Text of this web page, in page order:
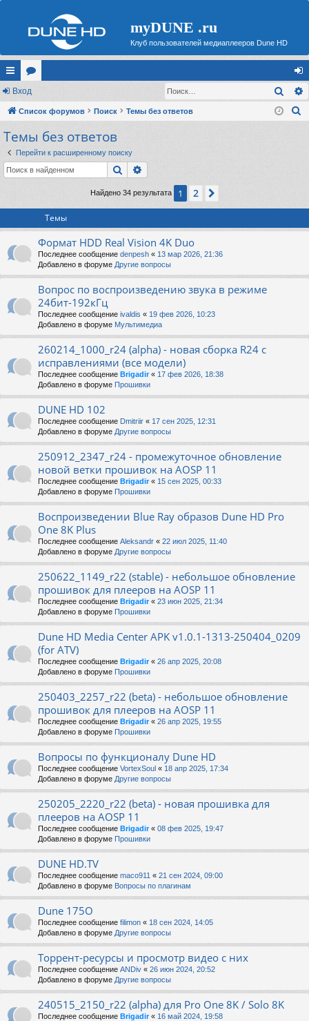
myDUNE .ru
Клуб пользователей медиаплееров Dune HD
с
ы
лк
и
ор
ум
хо
д
Вход
Список форумов Поиск Темы без ответов
Темы без ответов
Перейти к расширенному поиску
Поиск
Найдено 34 результата 1 2
Темы
Формат HDD Real Vision 4K Duo
Последнее сообщение denpesh « 13 мар 2026, 21:36
Добавлено в форуме Другие вопросы
Вопрос по воспроизведению звука в режиме
24бит-192кГц
Последнее сообщение ivaldis « 19 фев 2026, 10:23
Добавлено в форуме Мультимедиа
260214_1000_r24 (alpha) - новая сборка R24 с
исправлениями (все модели)
Последнее сообщение Brigadir« 17 фев 2026, 18:38
Добавлено в форуме Прошивки
DUNE HD 102
Последнее сообщение Dmitriir « 17 сен 2025, 12:31
Добавлено в форуме Другие вопросы
250912_2347_r24 - промежуточное обновление
новой ветки прошивок на AOSP 11
Последнее сообщение Brigadir« 15 сен 2025, 00:33
Добавлено в форуме Прошивки
Воспроизведении Blue Ray образов Dune HD Pro
One 8K Plus
Последнее сообщение Aleksandr « 22 июл 2025, 11:40
Добавлено в форуме Другие вопросы
250622_1149_r22 (stable) - небольшое обновление
прошивок для плееров на AOSP 11
Последнее сообщение Brigadir« 23 июн 2025, 21:34
Добавлено в форуме Прошивки
Dune HD Media Center APK v1.0.1-1313-250404_0209
(for ATV)
Последнее сообщение Brigadir« 26 апр 2025, 20:08
Добавлено в форуме Прошивки
250403_2257_r22 (beta) - небольшое обновление
прошивок для плееров на AOSP 11
Последнее сообщение Brigadir« 26 апр 2025, 19:55
Добавлено в форуме Прошивки
Вопросы по функционалу Dune HD
Последнее сообщение VortexSoul « 18 апр 2025, 17:34
Добавлено в форуме Другие вопросы
250205_2220_r22 (beta) - новая прошивка для
плееров на AOSP 11
Последнее сообщение Brigadir« 08 фев 2025, 19:47
Добавлено в форуме Прошивки
DUNE HD.TV
Последнее сообщение maco911 « 21 сен 2024, 09:00
Добавлено в форуме Вопросы по плагинам
Dune 175O
Последнее сообщение filimon « 18 сен 2024, 14:05
Добавлено в форуме Другие вопросы
Торрент-ресурсы и просмотр видео с них
Последнее сообщение ANDiv « 26 июн 2024, 20:52
Добавлено в форуме Другие вопросы
240515_2150_r22 (alpha) для Pro One 8K / Solo 8K
Последнее сообщение Brigadir« 16 май 2024, 19:58